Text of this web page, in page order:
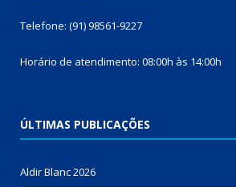
Telefone: (91) 98561-9227
Horário de atendimento: 08:00h às 14:00h
ÚLTIMAS PUBLICAÇÕES
Aldir Blanc 2026